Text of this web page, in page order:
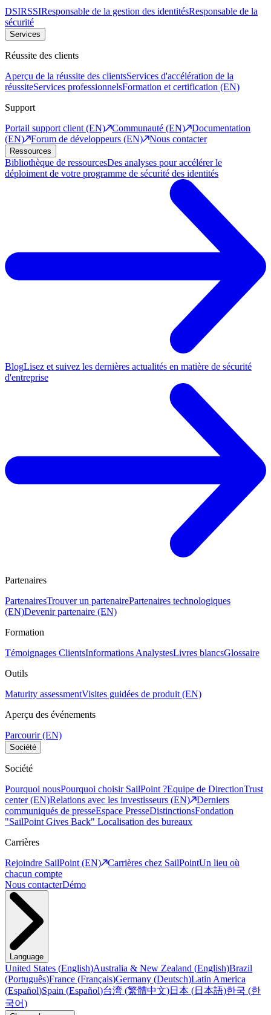
DSIRSSIResponsable de la gestion des identitésResponsable de la
sécurité
Services
Réussite des clients
Aperçu de la réussite des clientsServices d'accélération de la
réussiteServices professionnelsFormation et certification (EN)
Support
Portail support client (EN)
Communauté (EN)
Documentation
(EN)
Forum de développeurs (EN) Nous contacter
Ressources
Bibliothèque de ressourcesDes analyses pour accélérer le
déploiment de votre programme de sécurité des identités
BlogLisez et suivez les dernières actualités en matière de sécurité
d'entreprise
Partenaires
PartenairesTrouver un partenairePartenaires technologiques
(EN)Devenir partenaire (EN)
Formation
Témoignages ClientsInformations AnalystesLivres blancsGlossaire
Outils
Maturity assessmentVisites guidées de produit (EN)
Aperçu des événements
Parcourir (EN)
Société
Société
Pourquoi nousPourquoi choisir SailPoint ?Equipe de DirectionTrust
center (EN)Relations avec les investisseurs (EN)
Derniers
communiqués de presseEspace PresseDistinctionsFondation
"SailPoint Gives Back" Localisation des bureaux
Carrières
Rejoindre SailPoint (EN)
Carrières chez SailPointUn lieu où
chacun compte
Nous contacterDémo
Language
United States (English)Australia & New Zealand (English)Brazil
(Português)France (Français)Germany (Deutsch)Latin America
(Español)Spain (Español)台湾 (繁體中文)日本 (日本語)한국 (한
국어)